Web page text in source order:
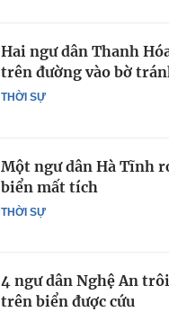
THỜI SỰ
Hai ngư dân Thanh
trên đường vào bờ
THỜI SỰ
Một ngư dân Hà Tĩnh
biển mất tích
4 ngư dân Nghệ An
trên biển được cứu